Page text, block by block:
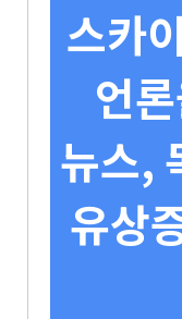
스카
언
뉴스,
유상